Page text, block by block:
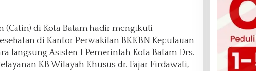
(Catin) di Kota Batam hadir mengikuti
di Kantor Perwakilan BKKBN Kepulauan
langsung Asisten I Pemerintah Kota Batam Drs.
KB Wilayah Khusus dr. Fajar Firdawati,